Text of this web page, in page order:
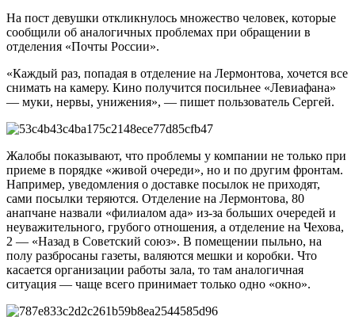
На пост девушки откликнулось множество человек, которые
сообщили об аналогичных проблемах при обращении в
отделения «Почты России».
«Каждый раз, попадая в отделение на Лермонтова, хочется все
снимать на камеру. Кино получится посильнее «Левиафана»
— муки, нервы, унижения», — пишет пользователь Сергей.
Жалобы показывают, что проблемы у компании не только при
приеме в порядке «живой очереди», но и по другим фронтам.
Например, уведомления о доставке посылок не приходят,
сами посылки теряются. Отделение на Лермонтова, 80
анапчане назвали «филиалом ада» из-за больших очередей и
неуважительного, грубого отношения, а отделение на Чехова,
2 — «Назад в Советский союз». В помещении пыльно, на
полу разбросаны газеты, валяются мешки и коробки. Что
касается организации работы зала, то там аналогичная
ситуация — чаще всего принимает только одно «окно».